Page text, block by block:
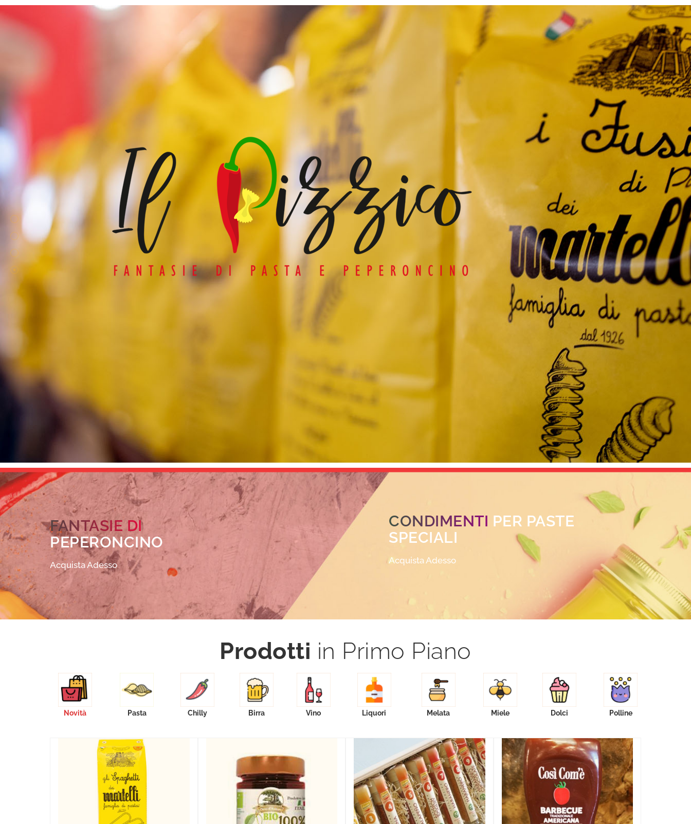
FANTASIE DI
PEPERONCINO
Acquista Adesso
CONDIMENTI PER PASTE
SPECIALI
Acquista Adesso
Prodotti in Primo Piano
Novità Pasta Chilly Birra Vino Liquori Melata Miele Dolci Polline